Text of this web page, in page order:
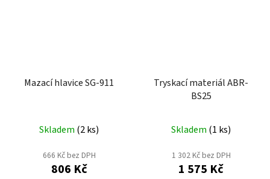
Mazací hlavice SG-911
Skladem (2 ks)
666 Kč bez DPH
806 Kč
Tryskací materiál ABR-
BS25
Skladem (1 ks)
1 302 Kč bez DPH
1 575 Kč